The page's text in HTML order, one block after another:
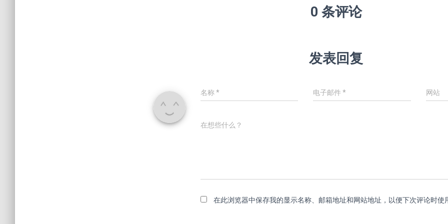
0 条评论
发表回复
名称* 电子邮件* 网站
在想些什么？
在此浏览器中保存我的显示名称、邮箱地址和网站地址，以便下次评论时使